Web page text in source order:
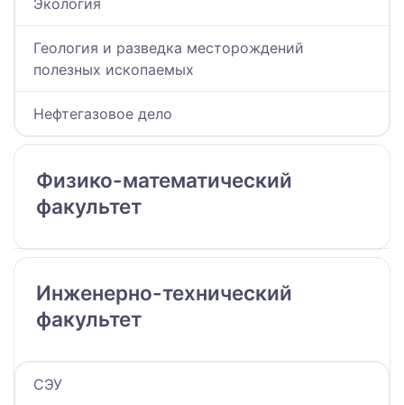
Экология
Геология и разведка месторождений
полезных ископаемых
Нефтегазовое дело
Физико-математический
факультет
Инженерно-технический
факультет
СЭУ